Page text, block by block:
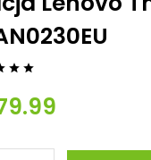
 